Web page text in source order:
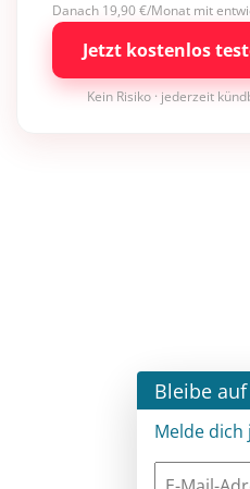
Danach 19,90 €/Monat mit
Jetzt kostenlos
Kein Risiko · jederzeit
Bleibe auf
Melde dich